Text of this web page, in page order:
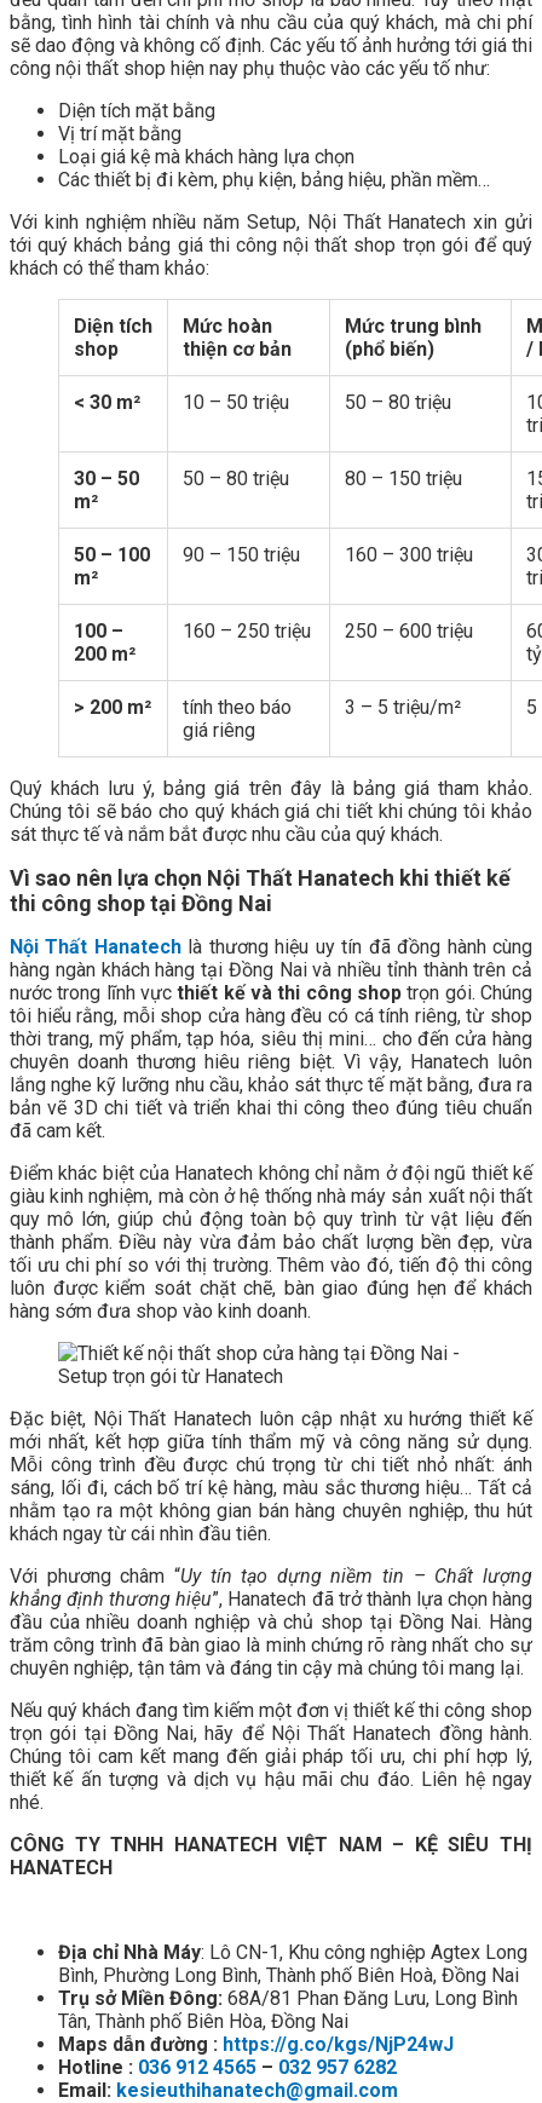
bằng, tình hình tài chính và nhu cầu của quý khách, mà chi phí
sẽ dao động và không cố định. Các yếu tố ảnh hưởng tới giá thi
công nội thất shop hiện nay phụ thuộc vào các yếu tố như:
Diện tích mặt bằng
Vị trí mặt bằng
Loại giá kệ mà khách hàng lựa chọn
Các thiết bị đi kèm, phụ kiện, bảng hiệu, phần mềm…
Với kinh nghiệm nhiều năm Setup, Nội Thất Hanatech xin gửi
tới quý khách bảng giá thi công nội thất shop trọn gói để quý
khách có thể tham khảo:
Diện tích
shop
Mức hoàn
thiện cơ bản
Mức trung bình
(phổ biến)
/
< 30 m² 10 – 50 triệu 50 – 80 triệu
30 – 50
m²
50 – 80 triệu 80 – 150 triệu
50 – 100
m²
90 – 150 triệu 160 – 300 triệu
100 –
200 m²
160 – 250 triệu 250 – 600 triệu
> 200 m²
tính theo báo
giá riêng
3 – 5 triệu/m² 5
Quý khách lưu ý, bảng giá trên đây là bảng giá tham khảo.
Chúng tôi sẽ báo cho quý khách giá chi tiết khi chúng tôi khảo
sát thực tế và nắm bắt được nhu cầu của quý khách.
Vì sao nên lựa chọn Nội Thất Hanatech khi thiết kế
thi công shop tại Đồng Nai
Nội Thất Hanatechlà thương hiệu uy tín đã đồng hành cùng
hàng ngàn khách hàng tại Đồng Nai và nhiều tỉnh thành trên cả
nước trong lĩnh vựcthiết kế và thi công shop trọn gói. Chúng
tôi hiểu rằng, mỗi shop cửa hàng đều có cá tính riêng, từ shop
thời trang, mỹ phẩm, tạp hóa, siêu thị mini… cho đến cửa hàng
chuyên doanh thương hiêu riêng biệt. Vì vậy, Hanatech luôn
lắng nghe kỹ lưỡng nhu cầu, khảo sát thực tế mặt bằng, đưa ra
bản vẽ 3D chi tiết và triển khai thi công theo đúng tiêu chuẩn
đã cam kết.
Điểm khác biệt của Hanatech không chỉ nằm ở đội ngũ thiết kế
giàu kinh nghiệm, mà còn ở hệ thống nhà máy sản xuất nội thất
quy mô lớn, giúp chủ động toàn bộ quy trình từ vật liệu đến
thành phẩm. Điều này vừa đảm bảo chất lượng bền đẹp, vừa
tối ưu chi phí so với thị trường. Thêm vào đó, tiến độ thi công
luôn được kiểm soát chặt chẽ, bàn giao đúng hẹn để khách
hàng sớm đưa shop vào kinh doanh.
Đặc biệt, Nội Thất Hanatech luôn cập nhật xu hướng thiết kế
mới nhất, kết hợp giữa tính thẩm mỹ và công năng sử dụng.
Mỗi công trình đều được chú trọng từ chi tiết nhỏ nhất: ánh
sáng, lối đi, cách bố trí kệ hàng, màu sắc thương hiệu… Tất cả
nhằm tạo ra một không gian bán hàng chuyên nghiệp, thu hút
khách ngay từ cái nhìn đầu tiên.
Với phương châm “Uy tín tạo dựng niềm tin – Chất lượng
khẳng định thương hiệu”, Hanatech đã trở thành lựa chọn hàng
đầu của nhiều doanh nghiệp và chủ shop tại Đồng Nai. Hàng
trăm công trình đã bàn giao là minh chứng rõ ràng nhất cho sự
chuyên nghiệp, tận tâm và đáng tin cậy mà chúng tôi mang lại.
Nếu quý khách đang tìm kiếm một đơn vị thiết kế thi công shop
trọn gói tại Đồng Nai, hãy để Nội Thất Hanatech đồng hành.
Chúng tôi cam kết mang đến giải pháp tối ưu, chi phí hợp lý,
thiết kế ấn tượng và dịch vụ hậu mãi chu đáo. Liên hệ ngay
nhé.
CÔNG TY TNHH HANATECH VIỆT NAM – KỆ SIÊU THỊ
HANATECH
Địa chỉ Nhà Máy: Lô CN-1, Khu công nghiệp Agtex Long
Bình, Phường Long Bình, Thành phố Biên Hoà, Đồng Nai
Trụ sở Miền Đông: 68A/81 Phan Đăng Lưu, Long Bình
Tân, Thành phố Biên Hòa, Đồng Nai
Maps dẫn đường : https://g.co/kgs/NjP24wJ
Hotline : 036 912 4565 – 032 957 6282
Email: kesieuthihanatech@gmail.com